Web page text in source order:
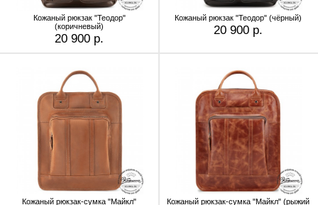
Кожаный рюкзак "Теодор"
(коричневый)
20 900 р.
Кожаный рюкзак "Теодор" (чёрный)
20 900 р.
Кожаный рюкзак-сумка "Майкл"
Кожаный рюкзак-сумка "Майкл" (рыжий